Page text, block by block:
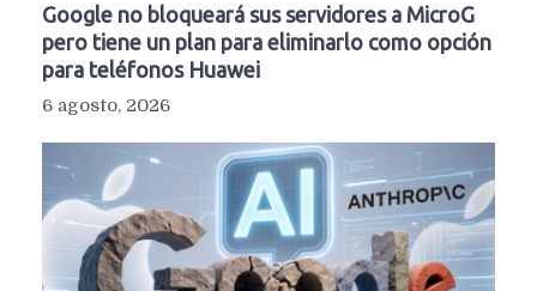
Google no bloqueará sus servidores a MicroG
pero tiene un plan para eliminarlo como opción
para teléfonos Huawei
6 agosto, 2026